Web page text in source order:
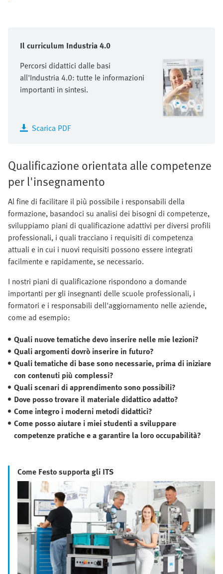
Il curriculum Industria 4.0
Percorsi didattici dalle basi
all'Industria 4.0: tutte le informazioni
importanti in sintesi.
Scarica PDF
Qualificazione orientata alle competenze
per l'insegnamento
Al fine di facilitare il più possibile i responsabili della
formazione, basandoci su analisi dei bisogni di competenze,
sviluppiamo piani di qualificazione adattivi per diversi profili
professionali, i quali tracciano i requisiti di competenza
attuali e in cui i nuovi requisiti possono essere integrati
facilmente e rapidamente, se necessario.
I nostri piani di qualificazione rispondono a domande
importanti per gli insegnanti delle scuole professionali, i
formatori e i responsabili dell'aggiornamento nelle aziende,
come ad esempio:
Quali nuove tematiche devo inserire nelle mie lezioni?
Quali argomenti dovrò inserire in futuro?
Quali tematiche di base sono necessarie, prima di iniziare
con contenuti più complessi?
Quali scenari di apprendimento sono possibili?
Dove posso trovare il materiale didattico adatto?
Come integro i moderni metodi didattici?
Come posso aiutare i miei studenti a sviluppare
competenze pratiche e a garantire la loro occupabilità?
Come Festo supporta gli ITS